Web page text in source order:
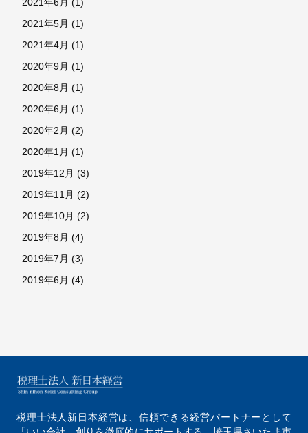
2021年5月 (1)
2021年4月 (1)
2020年9月 (1)
2020年8月 (1)
2020年6月 (1)
2020年2月 (2)
2020年1月 (1)
2019年12月 (3)
2019年11月 (2)
2019年10月 (2)
2019年8月 (4)
2019年7月 (3)
2019年6月 (4)
税理士法人新日本経営は、信頼できる経営パートナーとして